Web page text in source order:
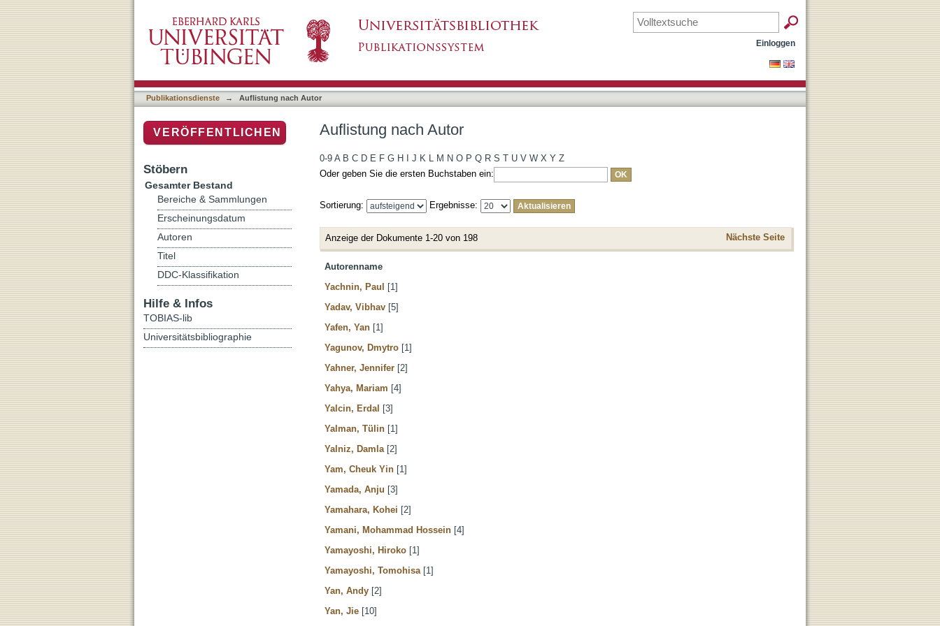
Einloggen
Publikationsdienste → Auflistung nach Autor
Auflistung nach Autor
0-9 A B C D E F G H J K L M N O P Q R S T U V W X Y Z
Oder geben Sie die ersten Buchstaben ein:
Sortierung: Ergebnisse:
Anzeige der Dokumente 1-20 von 198 Nächste Seite
Autorenname
Yachnin, Paul [1]
Yadav, Vibhav [5]
Yafen, Yan [1]
Yagunov, Dmytro [1]
Yahner, Jennifer [2]
Yahya, Mariam [4]
Yalcin, Erdal [3]
Yalman, Tülin [1]
Yalniz, Damla [2]
Yam, Cheuk Yin [1]
Yamada, Anju [3]
Yamahara, Kohei [2]
Yamani, Mohammad Hossein [4]
Yamayoshi, Hiroko [1]
Yamayoshi, Tomohisa [1]
Yan, Andy [2]
Yan, Jie [10]
VERÖFFENTLICHEN
Stöbern
Gesamter Bestand
Bereiche & Sammlungen
Erscheinungsdatum
Autoren
Titel
DDC-Klassifikation
Hilfe & Infos
TOBIAS-lib
Universitätsbibliographie